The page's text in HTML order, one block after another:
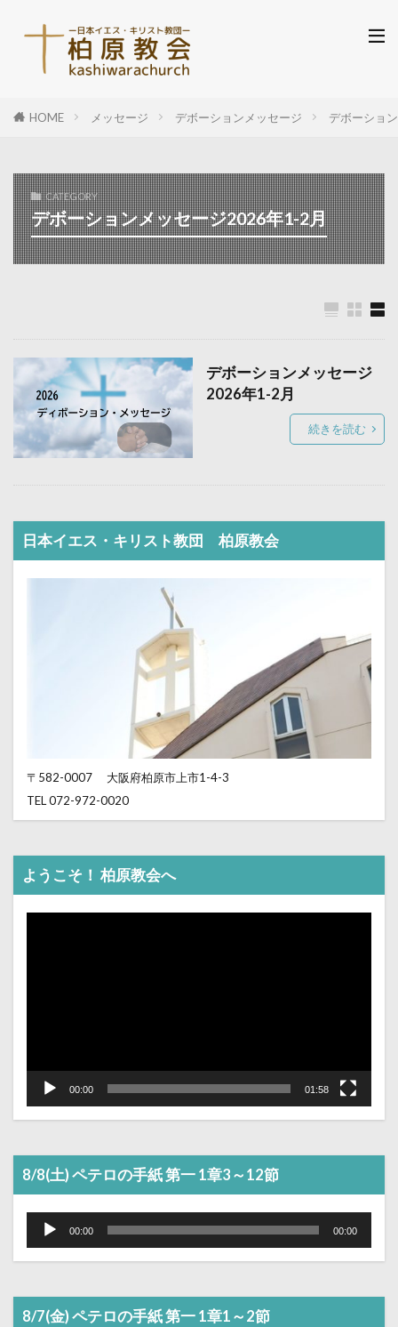
HOME メッセージ デボーションメッセージ デボーショ
CATEGORY
デボーションメッセージ2026年1-2月
デボーションメッセージ
2026年1-2月
続きを読む
日本イエス・キリスト教団 柏原教会
〒582-0007
大阪府柏原市上市1-4-3
TEL 072-972-0020
ようこそ！ 柏原教会へ
動
00:00 01:58
8/8(土) ペテロの手紙 第一 1章3～12節
音
レ
ー
00:00 00:00
8/7(金) ペテロの手紙 第一 1章1～2節